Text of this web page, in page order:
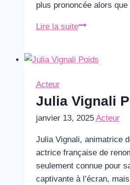
plus prononcée alors
Lire la suiteNathalie
Jean
Acteur
Julia Vignali
janvier 13, 2025 Acteur
Julia Vignali, animatrice
actrice française de
seulement connue pour
captivante à l’écran,